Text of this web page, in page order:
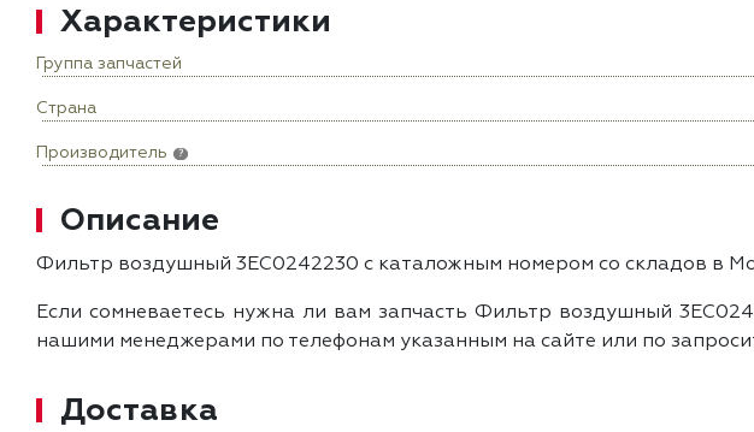
Характеристики
Группа запчастей
Страна
Производитель ?
Описание
Фильтр воздушный 3EC0242230 с каталожным номером со складов в
Если сомневаетесь нужна ли вам запчасть Фильтр воздушный
нашими менеджерами по телефонам указанным на сайте или по
Доставка